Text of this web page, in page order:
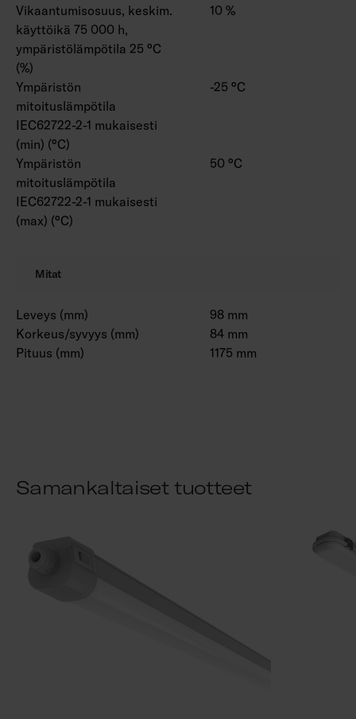
Vikaantumisosuus, keskim.
käyttöikä 75 000 h,
ympäristölämpötila 25 °C
(%)
10 %
Ympäristön
mitoituslämpötila
IEC62722-2-1 mukaisesti
(min) (°C)
-25 °C
Ympäristön
mitoituslämpötila
IEC62722-2-1 mukaisesti
(max) (°C)
50 °C
Mitat
Leveys (mm)
98 mm
Korkeus/syvyys (mm)
84 mm
Pituus (mm)
1175 mm
Samankaltaiset tuotteet